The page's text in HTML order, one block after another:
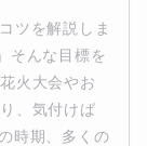
ツを解説しま
そんな目標を
火大会やお
、気付けば
時期、多くの